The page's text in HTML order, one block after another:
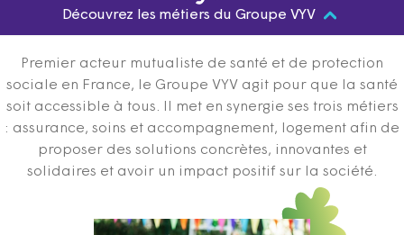
Découvrez les métiers du Groupe VYV
Premier acteur mutualiste de santé et de protection
sociale en France, le Groupe VYV agit pour que la santé
soit accessible à tous. Il met en synergie ses trois métiers
: assurance, soins et accompagnement, logement afin de
proposer des solutions concrètes, innovantes et
solidaires et avoir un impact positif sur la société.